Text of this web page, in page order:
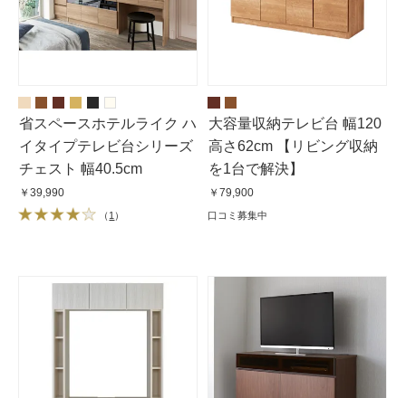
省スペースホテルライク ハ
イタイプテレビ台シリーズ
チェスト 幅40.5cm
￥39,990
（1）
大容量収納テレビ台 幅120
高さ62cm 【リビング収納
を1台で解決】
￥79,900
口コミ募集中